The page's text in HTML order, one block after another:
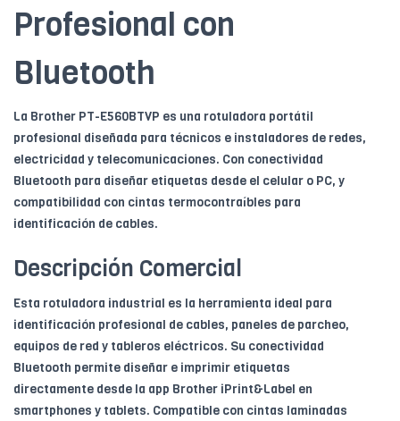
Profesional con
Bluetooth
La Brother PT-E560BTVP es una rotuladora portátil
profesional diseñada para técnicos e instaladores de redes,
electricidad y telecomunicaciones. Con conectividad
Bluetooth para diseñar etiquetas desde el celular o PC, y
compatibilidad con cintas termocontraíbles para
identificación de cables.
Descripción Comercial
Esta rotuladora industrial es la herramienta ideal para
identificación profesional de cables, paneles de parcheo,
equipos de red y tableros eléctricos. Su conectividad
Bluetooth permite diseñar e imprimir etiquetas
directamente desde la app Brother iPrint&Label en
smartphones y tablets. Compatible con cintas laminadas